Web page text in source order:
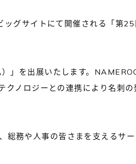
グサイトにて開催される「第
」を出展いたします。
ノロジーとの連携により名刺
務や人事の皆さまを支えるサ